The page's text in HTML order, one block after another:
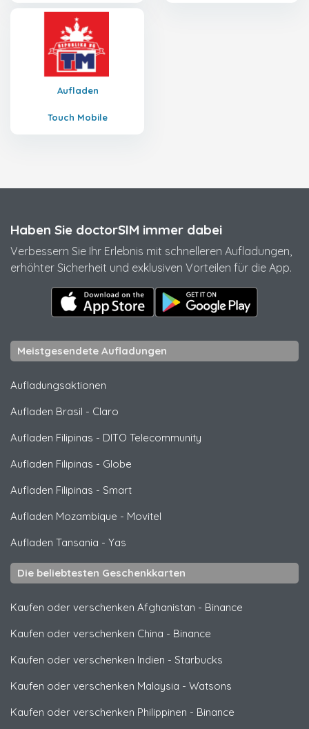
Aufladen
Touch Mobile
Haben Sie doctorSIM immer dabei
Verbessern Sie Ihr Erlebnis mit schnelleren Aufladungen,
erhöhter Sicherheit und exklusiven Vorteilen für die App.
Meistgesendete Aufladungen
Aufladungsaktionen
Aufladen Brasil - Claro
Aufladen Filipinas - DITO Telecommunity
Aufladen Filipinas - Globe
Aufladen Filipinas - Smart
Aufladen Mozambique - Movitel
Aufladen Tansania - Yas
Die beliebtesten Geschenkkarten
Kaufen oder verschenken Afghanistan - Binance
Kaufen oder verschenken China - Binance
Kaufen oder verschenken Indien - Starbucks
Kaufen oder verschenken Malaysia - Watsons
Kaufen oder verschenken Philippinen - Binance